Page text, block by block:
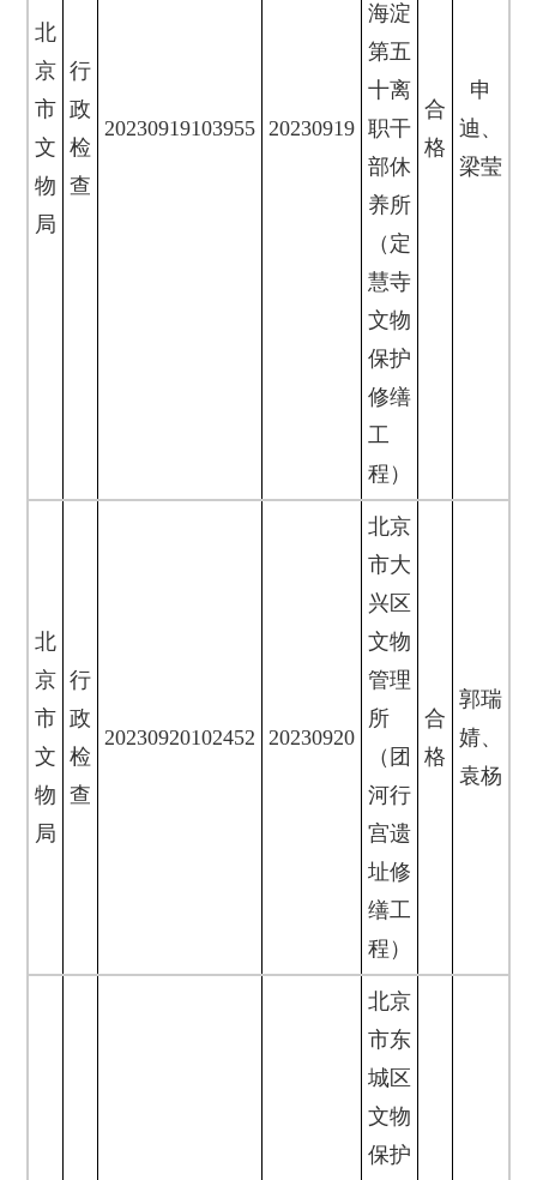
北
京
市
文
物
局
行
政
检
查
20230919103955 20230919
海淀
第五
十离
职干
部休
养所
（定
慧寺
文物
保护
修缮
工
程）
合
格
申
迪、
梁莹
北
京
市
文
物
局
行
政
检
查
20230920102452 20230920
北京
市大
兴区
文物
管理
所
（团
河行
宫遗
址修
缮工
程）
合
格
郭瑞
婧、
袁杨
北京
市东
城区
文物
保护